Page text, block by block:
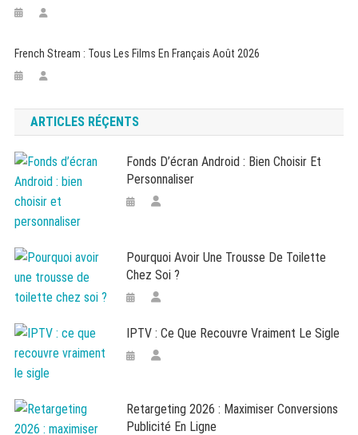
French Stream : Tous Les Films En Français Août 2026
ARTICLES RÉÇENTS
Fonds D’écran Android : Bien Choisir Et
Personnaliser
Pourquoi Avoir Une Trousse De Toilette
Chez Soi ?
IPTV : Ce Que Recouvre Vraiment Le Sigle
Retargeting 2026 : Maximiser Conversions
Publicité En Ligne